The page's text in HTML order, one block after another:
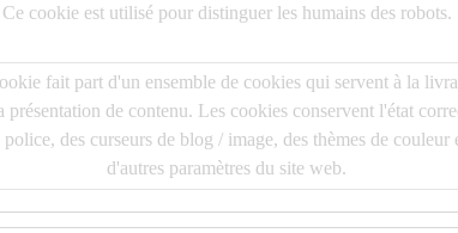
Ce cookie est utilisé pour distinguer les humains des robots.
fait part d'un ensemble de cookies qui servent à la
présentation de contenu. Les cookies conservent l'état
police, des curseurs de blog / image, des thèmes de couleur
d'autres paramètres du site web.